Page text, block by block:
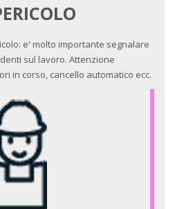
e' molto importante segnalare
sul lavoro. Attenzione
in corso, cancello automatico ecc.